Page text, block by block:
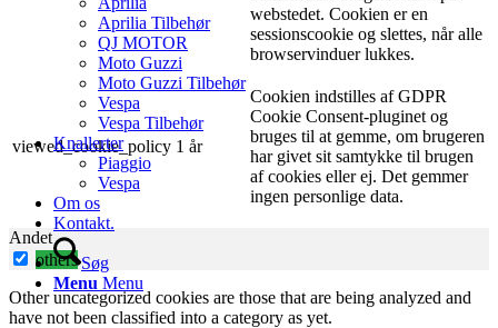
Aprilia Tilbehør
QJ MOTOR
Moto Guzzi
Moto Guzzi Tilbehør
Vespa
Vespa Tilbehør
Knallerter
Piaggio
Vespa
Om os
Kontakt.
Søg
Menu Menu
webstedet. Cookien er en
sessionscookie og slettes, når alle
browservinduer lukkes.
viewed_cookie_policy 1 år
Cookien indstilles af GDPR
Cookie Consent-pluginet og
bruges til at gemme, om brugeren
har givet sit samtykke til brugen
af ​​cookies eller ej. Det gemmer
ingen personlige data.
Andet
others
Other uncategorized cookies are those that are being analyzed and
have not been classified into a category as yet.